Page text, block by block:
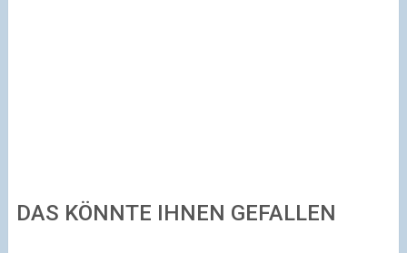
DAS KÖNNTE IHNEN GEFALLEN